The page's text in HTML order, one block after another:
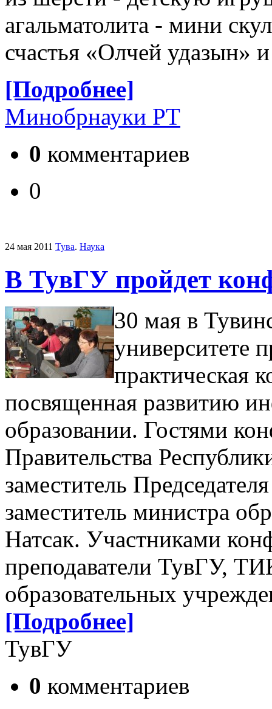
агальматолита - мини
счастья «Олчей удазын»
[Подробнее]
Минобрнауки РТ
0 комментариев
0
24 мая 2011 Тува. Наука
В ТувГУ пройдет
30 мая в
университете
посвященная развитию
образовании. Гостями
Правительства
заместитель
заместитель министра
Натсак. Участниками
преподаватели ТувГУ,
образовательных
[Подробнее]
ТувГУ
0 комментариев